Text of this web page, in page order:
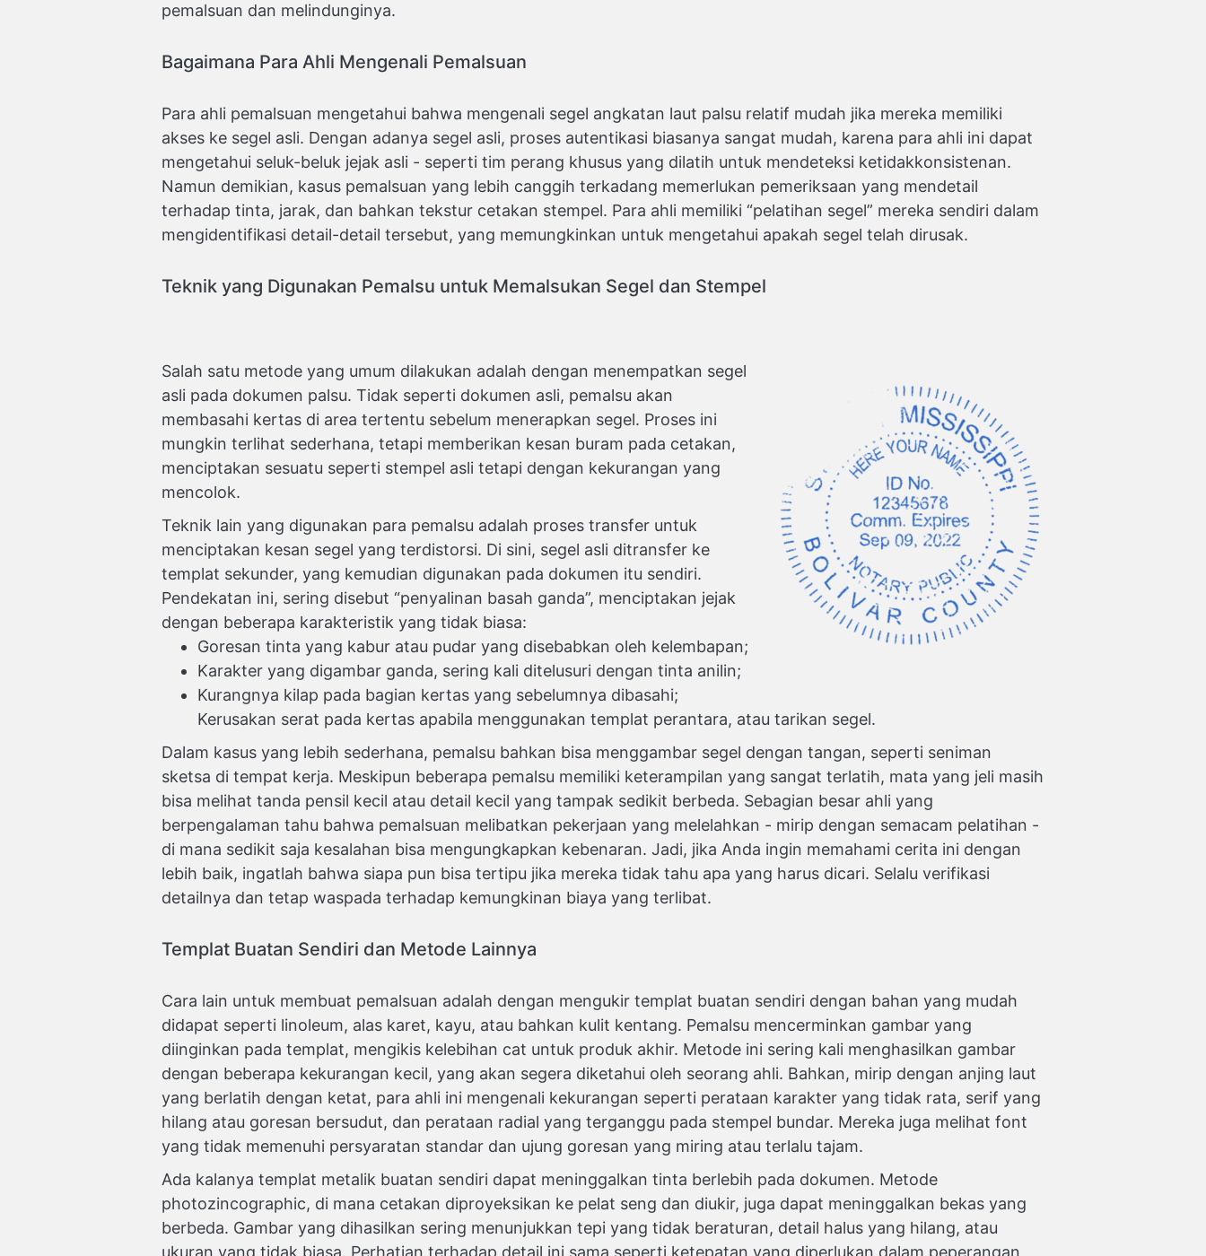
pemalsuan dan melindunginya.
Bagaimana Para Ahli Mengenali Pemalsuan
Para ahli pemalsuan mengetahui bahwa mengenali segel angkatan laut palsu relatif mudah jika mereka memiliki
akses ke segel asli. Dengan adanya segel asli, proses autentikasi biasanya sangat mudah, karena para ahli ini dapat
mengetahui seluk-beluk jejak asli - seperti tim perang khusus yang dilatih untuk mendeteksi ketidakkonsistenan.
Namun demikian, kasus pemalsuan yang lebih canggih terkadang memerlukan pemeriksaan yang mendetail
terhadap tinta, jarak, dan bahkan tekstur cetakan stempel. Para ahli memiliki “pelatihan segel” mereka sendiri dalam
mengidentifikasi detail-detail tersebut, yang memungkinkan untuk mengetahui apakah segel telah dirusak.
Teknik yang Digunakan Pemalsu untuk Memalsukan Segel dan Stempel
Salah satu metode yang umum dilakukan adalah dengan menempatkan segel
asli pada dokumen palsu. Tidak seperti dokumen asli, pemalsu akan
membasahi kertas di area tertentu sebelum menerapkan segel. Proses ini
mungkin terlihat sederhana, tetapi memberikan kesan buram pada cetakan,
menciptakan sesuatu seperti stempel asli tetapi dengan kekurangan yang
mencolok.
Teknik lain yang digunakan para pemalsu adalah proses transfer untuk
menciptakan kesan segel yang terdistorsi. Di sini, segel asli ditransfer ke
templat sekunder, yang kemudian digunakan pada dokumen itu sendiri.
Pendekatan ini, sering disebut “penyalinan basah ganda”, menciptakan jejak
dengan beberapa karakteristik yang tidak biasa:
Goresan tinta yang kabur atau pudar yang disebabkan oleh kelembapan;
Karakter yang digambar ganda, sering kali ditelusuri dengan tinta anilin;
Kurangnya kilap pada bagian kertas yang sebelumnya dibasahi;
Kerusakan serat pada kertas apabila menggunakan templat perantara, atau tarikan segel.
Dalam kasus yang lebih sederhana, pemalsu bahkan bisa menggambar segel dengan tangan, seperti seniman
sketsa di tempat kerja. Meskipun beberapa pemalsu memiliki keterampilan yang sangat terlatih, mata yang jeli masih
bisa melihat tanda pensil kecil atau detail kecil yang tampak sedikit berbeda. Sebagian besar ahli yang
berpengalaman tahu bahwa pemalsuan melibatkan pekerjaan yang melelahkan - mirip dengan semacam pelatihan -
di mana sedikit saja kesalahan bisa mengungkapkan kebenaran. Jadi, jika Anda ingin memahami cerita ini dengan
lebih baik, ingatlah bahwa siapa pun bisa tertipu jika mereka tidak tahu apa yang harus dicari. Selalu verifikasi
detailnya dan tetap waspada terhadap kemungkinan biaya yang terlibat.
Templat Buatan Sendiri dan Metode Lainnya
Cara lain untuk membuat pemalsuan adalah dengan mengukir templat buatan sendiri dengan bahan yang mudah
didapat seperti linoleum, alas karet, kayu, atau bahkan kulit kentang. Pemalsu mencerminkan gambar yang
diinginkan pada templat, mengikis kelebihan cat untuk produk akhir. Metode ini sering kali menghasilkan gambar
dengan beberapa kekurangan kecil, yang akan segera diketahui oleh seorang ahli. Bahkan, mirip dengan anjing laut
yang berlatih dengan ketat, para ahli ini mengenali kekurangan seperti perataan karakter yang tidak rata, serif yang
hilang atau goresan bersudut, dan perataan radial yang terganggu pada stempel bundar. Mereka juga melihat font
yang tidak memenuhi persyaratan standar dan ujung goresan yang miring atau terlalu tajam.
Ada kalanya templat metalik buatan sendiri dapat meninggalkan tinta berlebih pada dokumen. Metode
photozincographic, di mana cetakan diproyeksikan ke pelat seng dan diukir, juga dapat meninggalkan bekas yang
berbeda. Gambar yang dihasilkan sering menunjukkan tepi yang tidak beraturan, detail halus yang hilang, atau
ukuran yang tidak biasa. Perhatian terhadap detail ini sama seperti ketepatan yang diperlukan dalam peperangan